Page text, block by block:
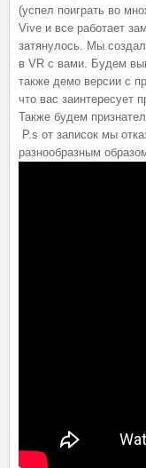
(успел поиграть во
Vive и все работает
затянулось. Мы
в VR с вами. Будем
также демо версии с
что вас заинтересует
Также будем
P.s от записок мы
разнообразным